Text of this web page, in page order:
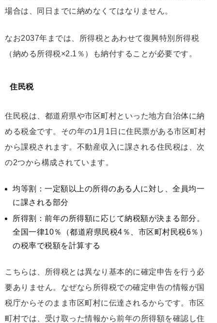
場合は、同日までに納めなくてはなりません。
なお2037年までは、所得税とあわせて復興特別所得税
（納める所得税×2.1％）も納付することが必要です。
住民税
住民税は、都道府県や市区町村といった地方自治体に納
める税金です。その年の1月1日に住民票がある市区町村
から課税されます。不動産収入に課される住民税は、次
の2つから構成されています。
均等割：一定額以上の所得のある人に対し、全員均一
に課される部分
所得割：前年の所得額に応じて納税額が決まる部分。
全国一律10％（都道府県民税4％、市区町村民税6％）
の税率で税額を計算する
こちらは、所得税とは異なり基本的に確定申告を行う必
要ありません。なぜなら所得税での確定申告の情報が国
税庁からそのまま市区町村に伝達されるからです。市区
町村では、受け取った情報から前年の所得額を確認し住